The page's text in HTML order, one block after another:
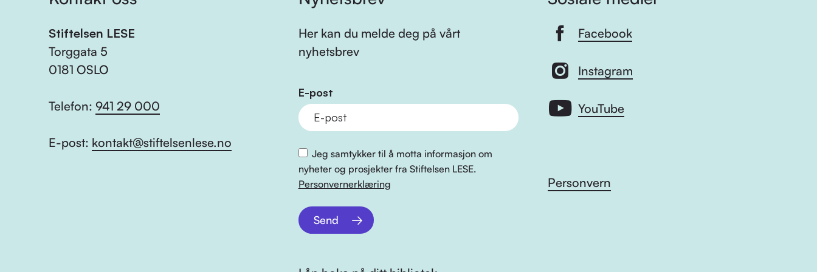
Stiftelsen LESE
Torggata 5
0181 OSLO
Telefon: 941 29 000
E-post: kontakt@stiftelsenlese.no
Her kan du melde deg på vårt
nyhetsbrev
E-post
Jeg samtykker til å motta informasjon om
nyheter og prosjekter fra Stiftelsen LESE.
Personvernerklæring
Send
Facebook
Instagram
YouTube
Personvern